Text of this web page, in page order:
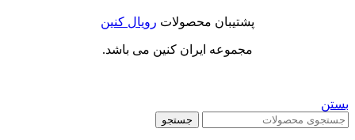
پشتیبان محصولات رویال کنین
مجموعه ایران کنین می باشد.
بستن
جستجو